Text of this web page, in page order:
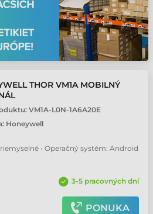
THOR VM1A MOBILNÝ
VM1A-L0N-1A6A20E
Honeywell
• Operačný systém: Android
3-5 pracovných dní
PONUKA